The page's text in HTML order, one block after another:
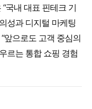
국내 대표 핀테크 기
성과 디지털 마케팅
앞으로도 고객 중심의
르는 통합 쇼핑 경험